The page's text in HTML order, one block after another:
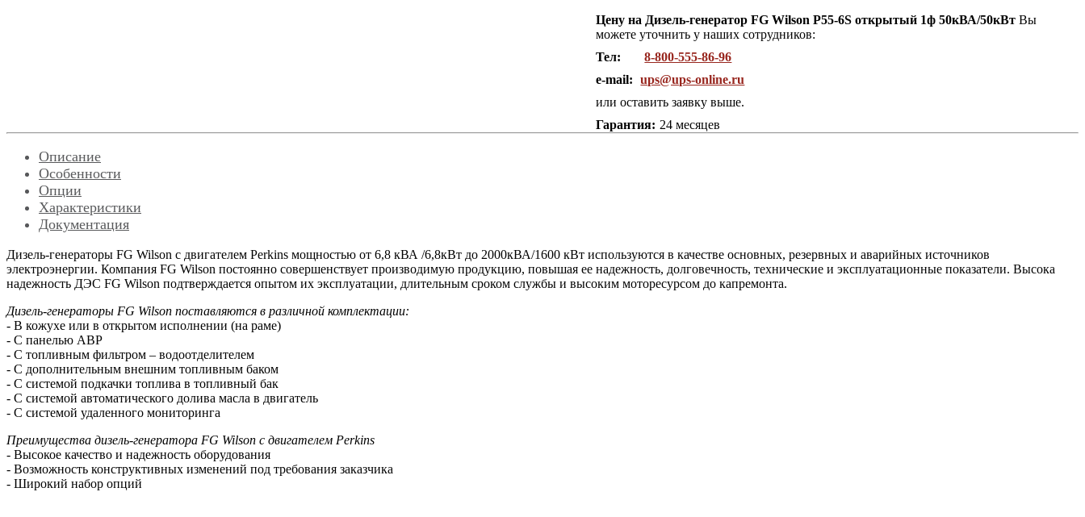
Цену на Дизель-генератор FG Wilson P55-6S открытый 1ф 50кВА/50кВтВы
можете уточнить у наших сотрудников:
Тел:
8-800-555-86-96
e-mail:
ups@ups-online.ru
или оставить заявку выше.
Гарантия: 24 месяцев
Описание
Особенности
Опции
Характеристики
Документация
Дизель-генераторы FG Wilson с двигателем Perkins мощностью от 6,8 кВА /6,8кВт до 2000кВА/1600 кВт используются в качестве основных, резервных и аварийных источников
электроэнергии. Компания FG Wilson постоянно совершенствует производимую продукцию, повышая ее надежность, долговечность, технические и эксплуатационные показатели. Высока
надежность ДЭС FG Wilson подтверждается опытом их эксплуатации, длительным сроком службы и высоким моторесурсом до капремонта.
Дизель-генераторы FG Wilson поставляются в различной комплектации:
- В кожухе или в открытом исполнении (на раме)
- С панелью АВР
- С топливным фильтром – водоотделителем
- С дополнительным внешним топливным баком
- С системой подкачки топлива в топливный бак
- С системой автоматического долива масла в двигатель
- С системой удаленного мониторинга
Преимущества дизель-генератора FG Wilson с двигателем Perkins
- Высокое качество и надежность оборудования
- Возможность конструктивных изменений под требования заказчика
- Широкий набор опций